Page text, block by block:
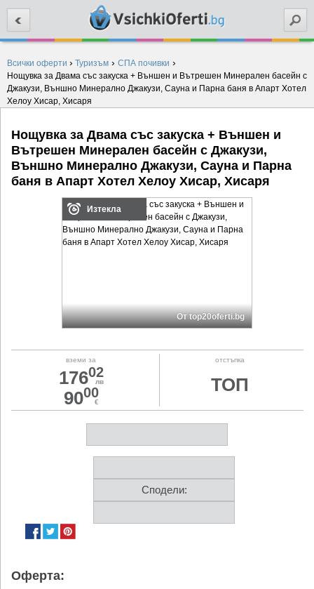
Всички оферти › Туризъм › СПА почивки ›
Нощувка за Двама със закуска + Външен и Вътрешен Минерален басейн с
Джакузи, Външно Минерално Джакузи, Сауна и Парна баня в Апарт Хотел
Хелоу Хисар, Хисаря
Нощувка за Двама със закуска + Външен и
Вътрешен Минерален басейн с Джакузи,
Външно Минерално Джакузи, Сауна и Парна
баня в Апарт Хотел Хелоу Хисар, Хисаря
Изтекла
От top20oferti.bg
вземи за
17602
лв
9000
€
отстъпка
ТОП
Сподели:
Оферта: